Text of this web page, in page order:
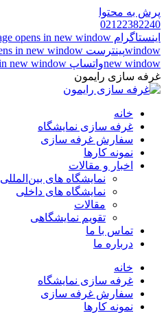
پرش به محتوا
02122382240
اینستاگرام page opens in new window
windowپینترست page opens in new window
new windowواتساپ page opens in new window
غرفه سازی رایمون
خانه
غرفه سازی نمایشگاه
سفارش غرفه سازی
نمونه کارها
اخبار و مقالات
نمایشگاه های بین‌المللی
نمایشگاه های داخلی
مقالات
تقویم نمایشگاهی
تماس با ما
درباره ما
خانه
غرفه سازی نمایشگاه
سفارش غرفه سازی
نمونه کارها